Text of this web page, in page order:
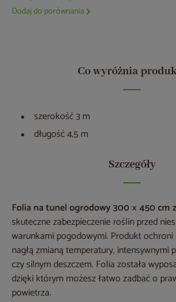
Dodaj do porównania
Co wyróżnia
szerokość 3 m
długość 4,5 m
Szczegóły
Folia na tunel ogrodowy 300 × 450 cm
skuteczne zabezpieczenie roślin przed
warunkami pogodowymi. Produkt ochroni
nagłą zmianą temperatury, intensywnymi
czy silnym deszczem. Folia została
dzięki którym możesz łatwo zadbać o
powietrza.